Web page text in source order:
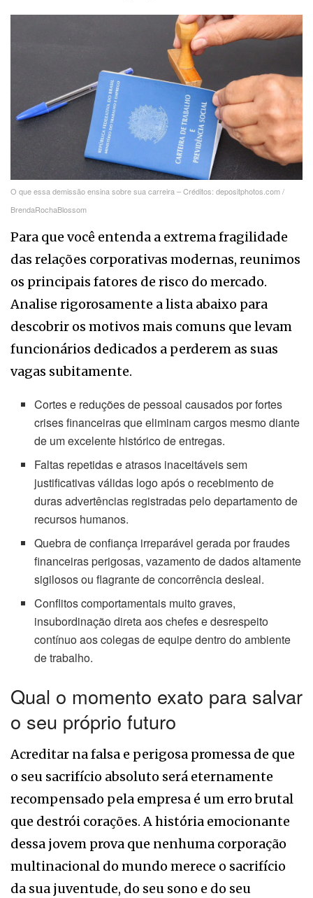
O que essa demissão ensina sobre sua carreira – Créditos: depositphotos.com /
BrendaRochaBlossom
Para que você entenda a extrema fragilidade
das relações corporativas modernas, reunimos
os principais fatores de risco do mercado.
Analise rigorosamente a lista abaixo para
descobrir os motivos mais comuns que levam
funcionários dedicados a perderem as suas
vagas subitamente.
Cortes e reduções de pessoal causados por fortes
crises financeiras que eliminam cargos mesmo diante
de um excelente histórico de entregas.
Faltas repetidas e atrasos inaceitáveis sem
justificativas válidas logo após o recebimento de
duras advertências registradas pelo departamento de
recursos humanos.
Quebra de confiança irreparável gerada por fraudes
financeiras perigosas, vazamento de dados altamente
sigilosos ou flagrante de concorrência desleal.
Conflitos comportamentais muito graves,
insubordinação direta aos chefes e desrespeito
contínuo aos colegas de equipe dentro do ambiente
de trabalho.
Qual o momento exato para salvar
o seu próprio futuro
Acreditar na falsa e perigosa promessa de que
o seu sacrifício absoluto será eternamente
recompensado pela empresa é um erro brutal
que destrói corações. A história emocionante
dessa jovem prova que nenhuma corporação
multinacional do mundo merece o sacrifício
da sua juventude, do seu sono e do seu